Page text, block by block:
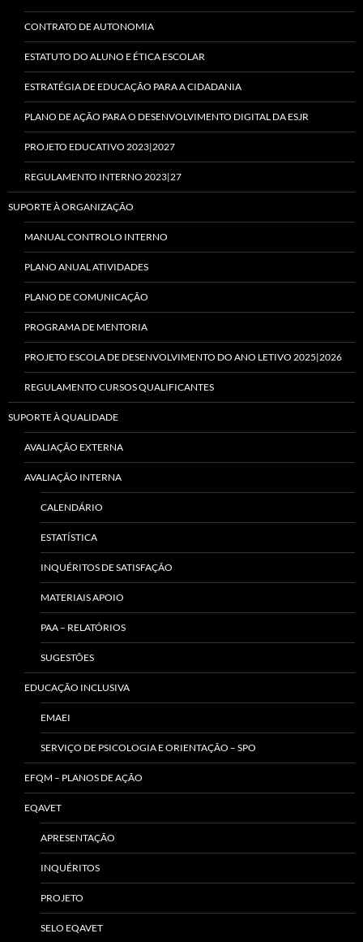
CONTRATO DE AUTONOMIA
ESTATUTO DO ALUNO E ÉTICA ESCOLAR
ESTRATÉGIA DE EDUCAÇÃO PARA A CIDADANIA
PLANO DE AÇÃO PARA O DESENVOLVIMENTO DIGITAL DA ESJR
PROJETO EDUCATIVO 2023|2027
REGULAMENTO INTERNO 2023|27
SUPORTE À ORGANIZAÇÃO
MANUAL CONTROLO INTERNO
PLANO ANUAL ATIVIDADES
PLANO DE COMUNICAÇÃO
PROGRAMA DE MENTORIA
PROJETO ESCOLA DE DESENVOLVIMENTO DO ANO LETIVO 2025|2026
REGULAMENTO CURSOS QUALIFICANTES
SUPORTE À QUALIDADE
AVALIAÇÃO EXTERNA
AVALIAÇÃO INTERNA
CALENDÁRIO
ESTATÍSTICA
INQUÉRITOS DE SATISFAÇÃO
MATERIAIS APOIO
PAA – RELATÓRIOS
SUGESTÕES
EDUCAÇÃO INCLUSIVA
EMAEI
SERVIÇO DE PSICOLOGIA E ORIENTAÇÃO – SPO
EFQM – PLANOS DE AÇÃO
EQAVET
APRESENTAÇÃO
INQUÉRITOS
PROJETO
SELO EQAVET